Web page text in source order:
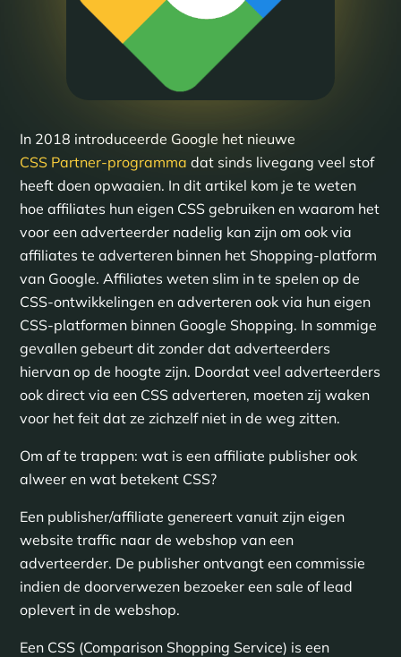
In 2018 introduceerde Google het nieuwe
CSS Partner-programma dat sinds livegang veel stof
heeft doen opwaaien. In dit artikel kom je te weten
hoe affiliates hun eigen CSS gebruiken en waarom het
voor een adverteerder nadelig kan zijn om ook via
affiliates te adverteren binnen het Shopping-platform
van Google. Affiliates weten slim in te spelen op de
CSS-ontwikkelingen en adverteren ook via hun eigen
CSS-platformen binnen Google Shopping. In sommige
gevallen gebeurt dit zonder dat adverteerders
hiervan op de hoogte zijn. Doordat veel adverteerders
ook direct via een CSS adverteren, moeten zij waken
voor het feit dat ze zichzelf niet in de weg zitten.
Om af te trappen: wat is een affiliate publisher ook
alweer en wat betekent CSS?
Een publisher/affiliate genereert vanuit zijn eigen
website traffic naar de webshop van een
adverteerder. De publisher ontvangt een commissie
indien de doorverwezen bezoeker een sale of lead
oplevert in de webshop.
Een CSS (Comparison Shopping Service) is een